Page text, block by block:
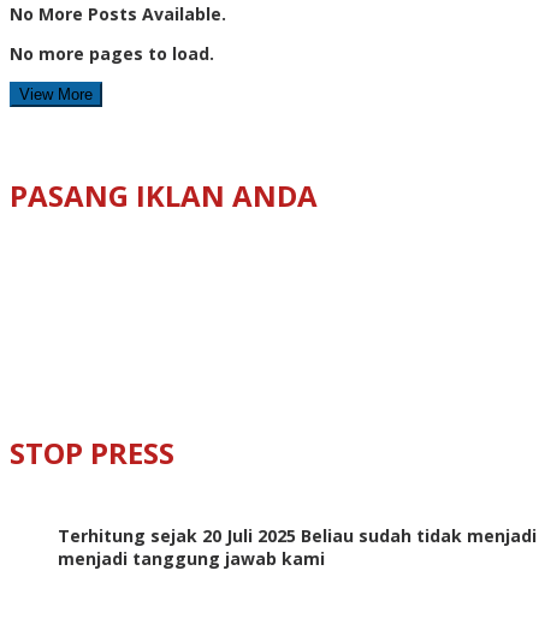
No More Posts Available.
No more pages to load.
View More
PASANG IKLAN ANDA
STOP PRESS
Terhitung sejak 20 Juli 2025 Beliau sudah tidak
menjadi tanggung jawab kami